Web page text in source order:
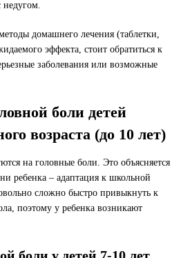
недугом.
домашнего лечения (таблетки,
эффекта, стоит обратиться к
заболевания или возможные
боли детей
возраста (до 10 лет)
на головные боли. Это объясняется
ребенка – адаптация к школьной
сложно быстро привыкнуть к
поэтому у ребенка возникают